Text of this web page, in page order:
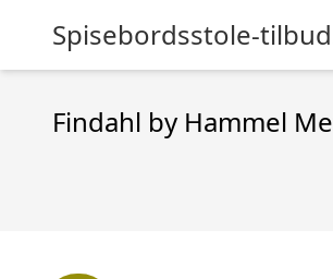
Spisebordsstole-
Findahl by Hammel